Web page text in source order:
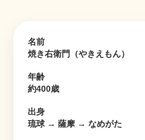
名前
焼き右衛門（やきえもん）
年齢
約400歳
出身
琉球 → 薩摩 → なめがた